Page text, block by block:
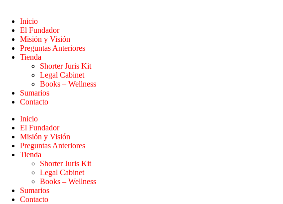
Inicio
El Fundador
Misión y Visión
Preguntas Anteriores
Tienda
Shorter Juris Kit
Legal Cabinet
Books – Wellness
Sumarios
Contacto
Inicio
El Fundador
Misión y Visión
Preguntas Anteriores
Tienda
Shorter Juris Kit
Legal Cabinet
Books – Wellness
Sumarios
Contacto